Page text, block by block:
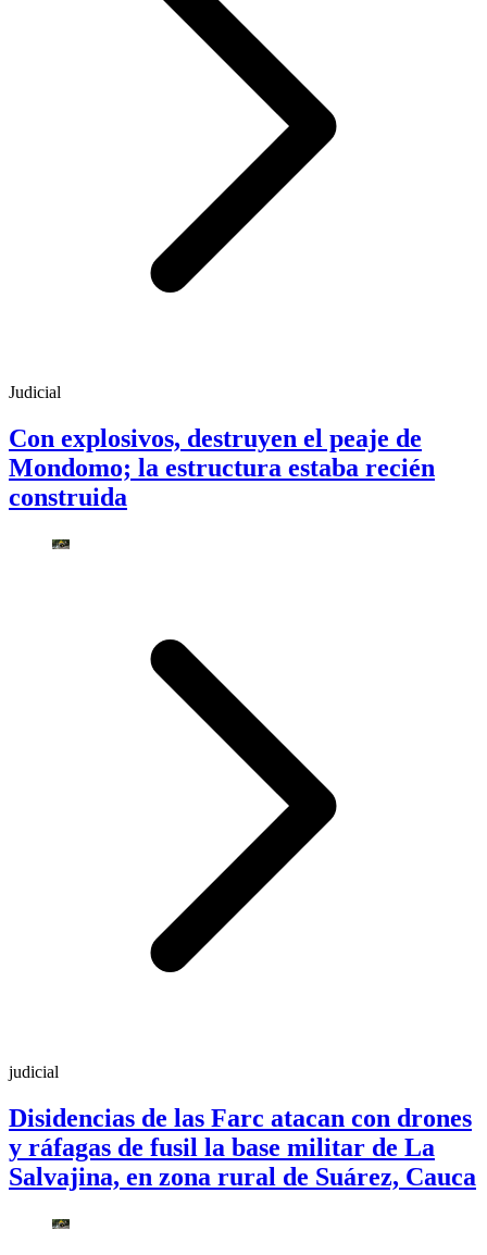
Judicial
Con explosivos, destruyen el peaje de
Mondomo; la estructura estaba recién
construida
judicial
Disidencias de las Farc atacan con drones
y ráfagas de fusil la base militar de La
Salvajina, en zona rural de Suárez, Cauca